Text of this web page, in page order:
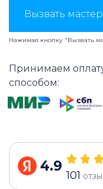
Вызвать
Нажимая кнопку "Вызвать
Принимаем
способом:
4.9
101